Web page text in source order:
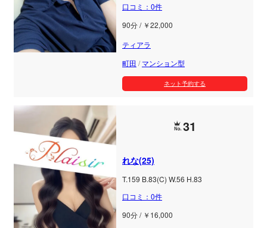
口コミ：0件
90分 / ￥22,000
ティアラ
町田 /マンション型
ネット予約する
31
れな(25)
T.159 B.83(C) W.56 H.83
口コミ：0件
90分 / ￥16,000